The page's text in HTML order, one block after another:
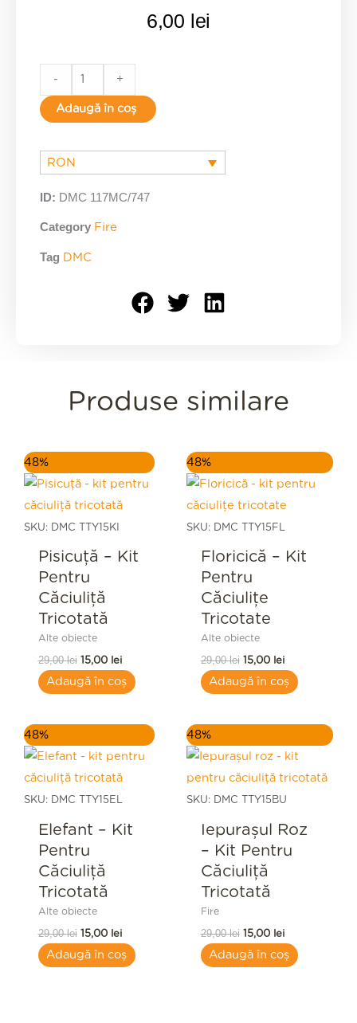
6,00 lei
quantity
- +
Adaugă în coș
RON
ID: DMC 117MC/747
Category Fire
Tag DMC
Produse similare
48%
SKU: DMC TTY15KI
Pisicuță – Kit
Pentru
Căciuliță
Tricotată
Alte obiecte
29,00lei
a
29,00 lei.
15,00 lei
Prețul
curent
este:
Adaugă în coș
48%
SKU: DMC TTY15FL
Floricică – Kit
Pentru
Căciulițe
Tricotate
Alte obiecte
29,00lei
a
29,00 lei.
15,00 lei
este:
Adaugă în coș
48%
SKU: DMC TTY15EL
Elefant – Kit
Pentru
Căciuliță
Tricotată
Alte obiecte
29,00lei
inițial
a
fost:
29,00 lei.
15,00 lei
Prețul
curent
este:
15,00 lei.
Adaugă în coș
48%
SKU: DMC TTY15BU
Iepurașul Roz
– Kit Pentru
Căciuliță
Tricotată
Fire
29,00lei
inițial
a
fost:
29,00 lei.
15,00 lei
curent
este:
15,00 lei.
Adaugă în coș